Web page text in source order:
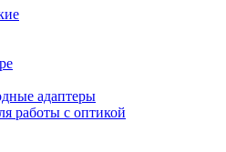
адаптеры
работы с оптикой